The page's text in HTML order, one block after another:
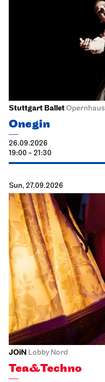
Stuttgart BalletOpernhaus
Onegin
26.09.2026
19:00 - 21:30
Sun, 27.09.2026
JOiN Lobby Nord
Tea&Techno